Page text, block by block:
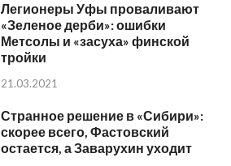
Легионеры Уфы проваливают
«Зеленое дерби»: ошибки
Метсолы и «засуха» финской
тройки
21.03.2021
Странное решение в «Сибири»:
скорее всего, Фастовский
остается, а Заварухин уходит